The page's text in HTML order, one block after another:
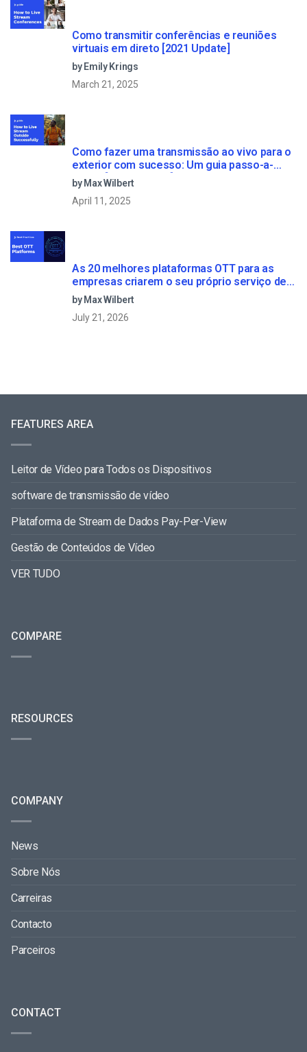
Como transmitir conferências e reuniões
virtuais em direto [2021 Update]
by Emily Krings
March 21, 2025
Como fazer uma transmissão ao vivo para o
exterior com sucesso: Um guia passo-a-
passo [2021 Update]
by Max Wilbert
April 11, 2025
As 20 melhores plataformas OTT para as
empresas criarem o seu próprio serviço de
streaming (2026)
by Max Wilbert
July 21, 2026
FEATURES AREA
Leitor de Vídeo para Todos os Dispositivos
software de transmissão de vídeo
Plataforma de Stream de Dados Pay-Per-View
Gestão de Conteúdos de Vídeo
VER TUDO
COMPARE
RESOURCES
COMPANY
News
Sobre Nós
Carreiras
Contacto
Parceiros
CONTACT